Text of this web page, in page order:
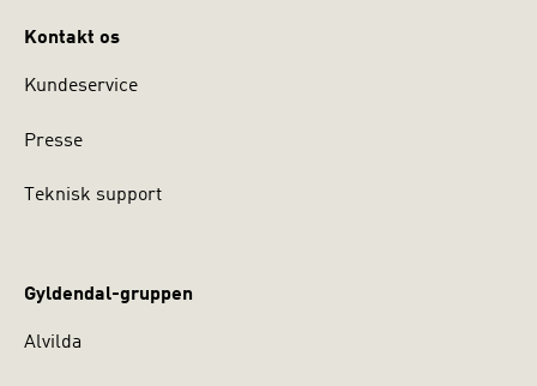
Kontakt os
Kundeservice
Presse
Teknisk support
Gyldendal-gruppen
Alvilda